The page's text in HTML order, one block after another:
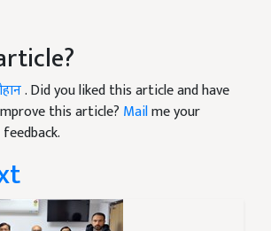
. Did you liked this article and have
this article? Mailme your